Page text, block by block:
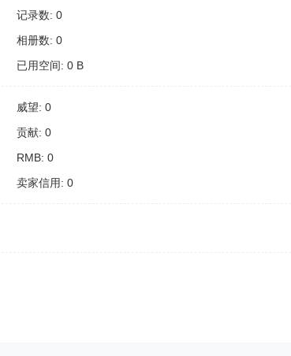
记录数: 0
相册数: 0
已用空间: 0 B
威望: 0
贡献: 0
RMB: 0
卖家信用: 0